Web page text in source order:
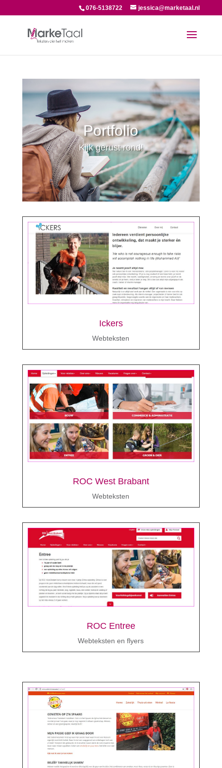
076-5138722 jessica@marketaal.nl
Portfolio
Kijk gerust rond!
Ickers
Webteksten
ROC West Brabant
Webteksten
ROC Entree
Webteksten en flyers